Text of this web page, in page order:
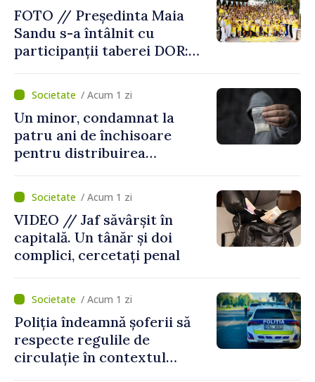
FOTO // Președinta Maia
Sandu s-a întâlnit cu
participanții taberei DOR:
noastră rămâne puternică”
/ Acum 1 zi
Un minor, condamnat la
patru ani de închisoare
pentru distribuirea
/ Acum 1 zi
VIDEO // Jaf săvârșit în
capitală. Un tânăr și doi
complici, cercetați penal
/ Acum 1 zi
Poliția îndeamnă șoferii să
respecte regulile de
circulație în contextul